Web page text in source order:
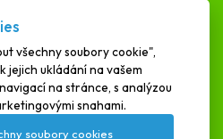
DŮVĚRY
všechny soubory cookie",
jejich ukládání na vašem
na stránce, s analýzou
snahami.
soubory cookies